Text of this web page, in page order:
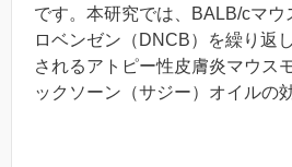
です。本研究では、BALB/cマウ
ロベンゼン（DNCB）を繰り返
されるアトピー性皮膚炎マウス
ックソーン（サジー）オイルの